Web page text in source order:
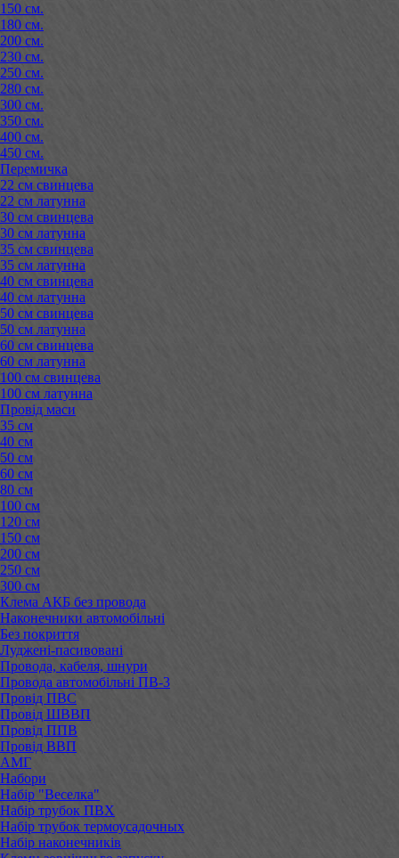
150 см.
180 см.
200 см.
230 см.
250 см.
280 см.
300 см.
350 см.
400 см.
450 см.
Перемичка
22 см свинцева
22 см латунна
30 см свинцева
30 см латунна
35 см свинцева
35 см латунна
40 см свинцева
40 см латунна
50 см свинцева
50 см латунна
60 см свинцева
60 см латунна
100 см свинцева
100 см латунна
Провід маси
35 см
40 см
50 см
60 см
80 см
100 см
120 см
150 см
200 см
250 см
300 см
Клема АКБ без провода
Наконечники автомобільні
Без покриття
Луджені-пасивовані
Провода, кабеля, шнури
Провода автомобільні ПВ-3
Провід ПВС
Провід ШВВП
Провід ППВ
Провід ВВП
АМГ
Набори
Набір "Веселка"
Набір трубок ПВХ
Набір трубок термоусадочных
Набір наконечників